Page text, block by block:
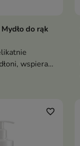
do rąk
wspiera
favorite_border